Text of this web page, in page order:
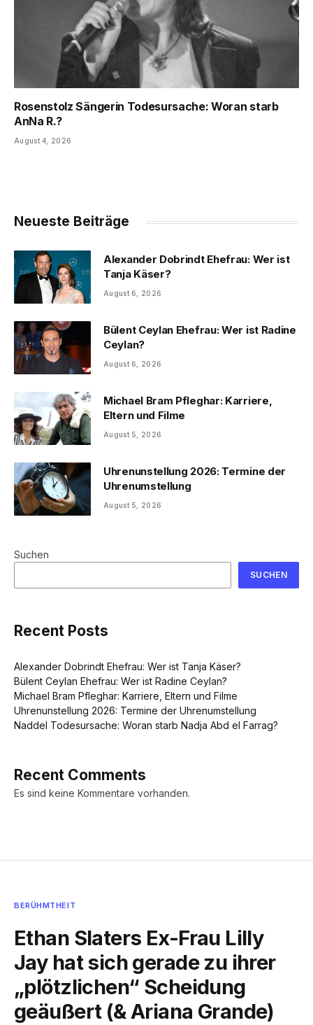
Rosenstolz Sängerin Todesursache: Woran starb
AnNa R.?
August 4, 2026
Neueste Beiträge
Alexander Dobrindt Ehefrau: Wer ist
Tanja Käser?
August 6, 2026
Bülent Ceylan Ehefrau: Wer ist Radine
Ceylan?
August 6, 2026
Michael Bram Pfleghar: Karriere,
Eltern und Filme
August 5, 2026
Uhrenunstellung 2026: Termine der
Uhrenumstellung
August 5, 2026
Suchen
SUCHEN
Recent Posts
Alexander Dobrindt Ehefrau: Wer ist Tanja Käser?
Bülent Ceylan Ehefrau: Wer ist Radine Ceylan?
Michael Bram Pfleghar: Karriere, Eltern und Filme
Uhrenunstellung 2026: Termine der Uhrenumstellung
Naddel Todesursache: Woran starb Nadja Abd el Farrag?
Recent Comments
Es sind keine Kommentare vorhanden.
BERÜHMTHEIT
Ethan Slaters Ex-Frau Lilly
Jay hat sich gerade zu ihrer
„plötzlichen“ Scheidung
geäußert (& Ariana Grande)